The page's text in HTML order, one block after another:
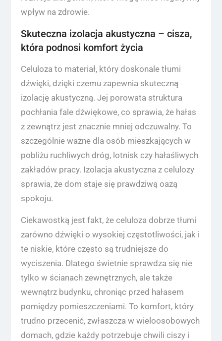
wpływ na zdrowie.
Skuteczna izolacja akustyczna – cisza,
która podnosi komfort życia
Celuloza to materiał, który doskonale tłumi
dźwięki, dzięki czemu zapewnia skuteczną
izolację akustyczną. Jej porowata struktura
pochłania fale dźwiękowe, co sprawia, że hałas
z zewnątrz jest znacznie mniej odczuwalny. To
szczególnie ważne dla osób mieszkających w
pobliżu ruchliwych dróg, lotnisk czy hałaśliwych
zakładów pracy. Izolacja akustyczna z celulozy
sprawia, że dom staje się prawdziwą oazą
spokoju.
Ciekawostką jest fakt, że celuloza dobrze tłumi
zarówno dźwięki o wysokiej częstotliwości, jak i
te niskie, które często są trudniejsze do
wyciszenia. Dlatego świetnie sprawdza się nie
tylko w ścianach zewnętrznych, ale także
wewnątrz budynku, chroniąc przed hałasem
pomiędzy pomieszczeniami. To komfort, który
trudno przecenić, zwłaszcza w wieloosobowych
domach, gdzie każdy potrzebuje chwili ciszy i